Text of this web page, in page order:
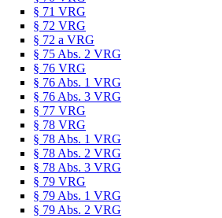
§ 71 VRG
§ 72 VRG
§ 72 a VRG
§ 75 Abs. 2 VRG
§ 76 VRG
§ 76 Abs. 1 VRG
§ 76 Abs. 3 VRG
§ 77 VRG
§ 78 VRG
§ 78 Abs. 1 VRG
§ 78 Abs. 2 VRG
§ 78 Abs. 3 VRG
§ 79 VRG
§ 79 Abs. 1 VRG
§ 79 Abs. 2 VRG